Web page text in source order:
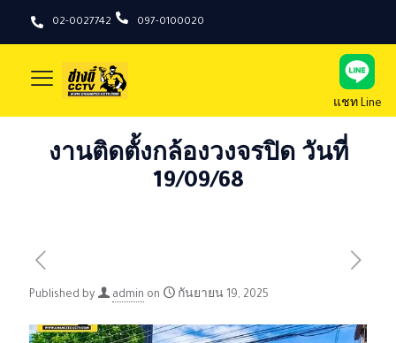
02-0027742 097-0100020
แชท Line
งานติดตั้งกล้องวงจรปิด วันที่
19/09/68
Published by admin on กันยายน 19, 2025